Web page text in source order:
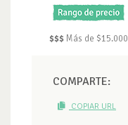
$$$ Más de $15.000
COMPARTE:
COPIAR URL